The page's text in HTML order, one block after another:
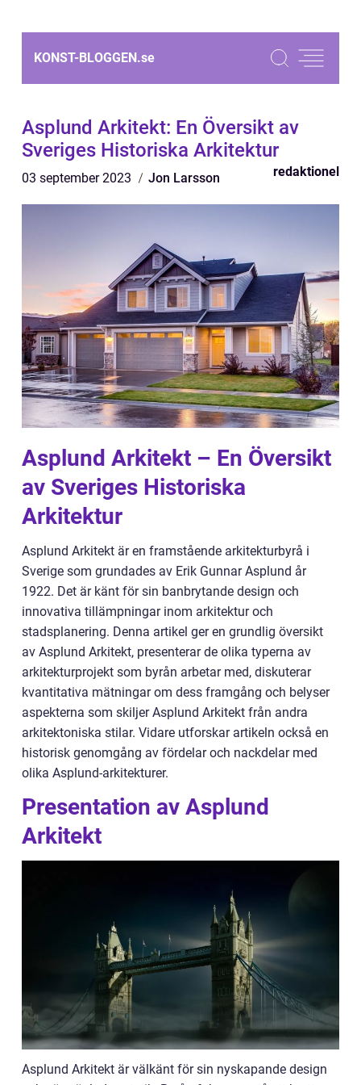
KONST-BLOGGEN.se
Asplund Arkitekt: En Översikt av
Sveriges Historiska Arkitektur
03 september 2023 Jon Larsson redaktionel
Asplund Arkitekt – En Översikt
av Sveriges Historiska
Arkitektur
Asplund Arkitekt är en framstående arkitekturbyrå i
Sverige som grundades av Erik Gunnar Asplund år
1922. Det är känt för sin banbrytande design och
innovativa tillämpningar inom arkitektur och
stadsplanering. Denna artikel ger en grundlig översikt
av Asplund Arkitekt, presenterar de olika typerna av
arkitekturprojekt som byrån arbetar med, diskuterar
kvantitativa mätningar om dess framgång och belyser
aspekterna som skiljer Asplund Arkitekt från andra
arkitektoniska stilar. Vidare utforskar artikeln också en
historisk genomgång av fördelar och nackdelar med
olika Asplund-arkitekturer.
Presentation av Asplund
Arkitekt
Asplund Arkitekt är välkänt för sin nyskapande design